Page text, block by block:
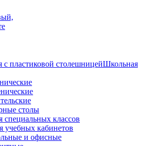
Школьная
столы
специальных классов
кабинетов
и офисные